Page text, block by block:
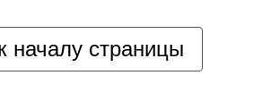
началу страницы